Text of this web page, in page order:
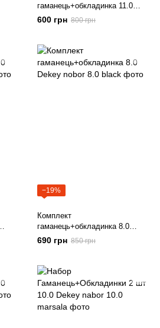
гаманець+обкладинка 11.0
Dekey
600 грн 800 грн
−19%
Комплект
гаманець+обкладинка 8.0
Dekey
690 грн 850 грн